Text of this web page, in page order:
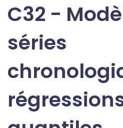
C32 -
séries